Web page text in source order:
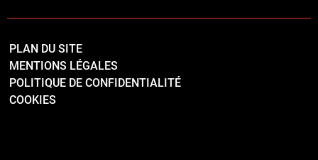
PLAN DU SITE
MENTIONS LÉGALES
POLITIQUE DE CONFIDENTIALITÉ
COOKIES